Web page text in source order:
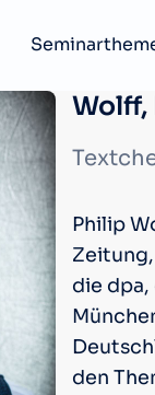
Philip
die dpa,
den